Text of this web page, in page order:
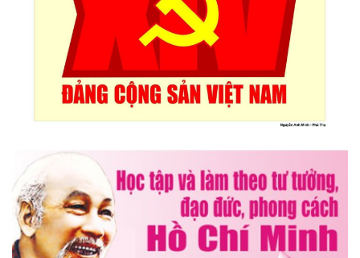
lần thứ 30
Lễ hội sầu riêng Đắk Lắk 2026 quy mô khủng với 17 hoạt
động đặc sắc